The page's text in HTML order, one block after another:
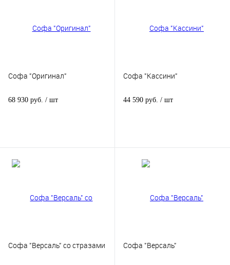
Софа "Оригинал"
68 930 руб. / шт
Софа "Кассини"
44 590 руб. / шт
Софа "Версаль" со стразами Софа "Версаль"